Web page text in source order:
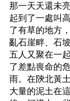
那一天天還未
起到了一處叫
了有草的地方
亂石崖畔、石
五人又聚在一
了差點喪命的
雨。在陝北黃
大量的泥土在